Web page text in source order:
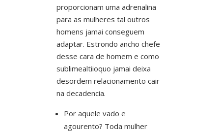
proporcionam uma adrenalina
para as mulheres tal outros
homens jamai conseguem
adaptar. Estrondo ancho chefe
desse cara de homem e como
sublimealtiioquo jamai deixa
desordem relacionamento cair
na decadencia.
Por aquele vado e
agourento? Toda mulher